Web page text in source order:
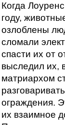
Когда
году,
озлоблены
сломали
спасти их от
выследил их,
матриархом
ограждения.
их взаимное